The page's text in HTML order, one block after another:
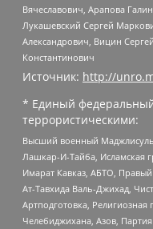
Вячеславович, Арапова
Лукашевский Сергей
Александрович, Вицин
Константинович
Источник: http://
* Единый федеральный
террористическими:
Высший военный Маджлисуль
Лашкар-И-Тайба, Исламская
Имарат Кавказ, АБТО,
Ат-Тавхида Валь-Джихад,
Артподготовка,
Челебиджихана, Азов,